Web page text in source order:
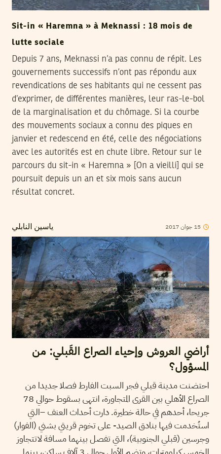
Sit-in « Haremna » à Meknassi : 18 mois de
lutte sociale
Depuis 7 ans, Meknassi n’a pas connu de répit. Les
gouvernements successifs n’ont pas répondu aux
revendications de ses habitants qui ne cessent pas
d’exprimer, de différentes manières, leur ras-le-bol
de la marginalisation et du chômage. Si la courbe
des mouvements sociaux a connu des piques en
janvier et redescend en été, celle des négociations
avec les autorités est en chute libre. Retour sur le
parcours du sit-in « Haremna » [On a vieilli] qui se
poursuit depuis un an et six mois sans aucun
résultat concret.
ياسين النابلي 15 جوان2017
أراضي العروش وإحياء الصراع القَبلي: من
المسؤول؟
احتضنت مدينة قبلي فجر السبت الفارط فصلا جديدا من
الصراع الأهلي بين القرى المتجاورة، انتهى بسقوط حوالي 78
جريحا، أحدهم في حالة خطيرة. دارت أحداث العنف –التي
استُخدمت فيها بنادق الصيد- على تخوم قريتي بشني (الفوار)
وجرسين (قبلي الجنوبية)، التي تفصل بينهما مسافة لاتتجاوز